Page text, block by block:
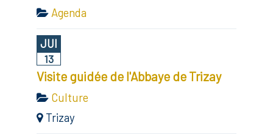
Agenda
JUI
13
Visite guidée de l'Abbaye de Trizay
Culture
Trizay